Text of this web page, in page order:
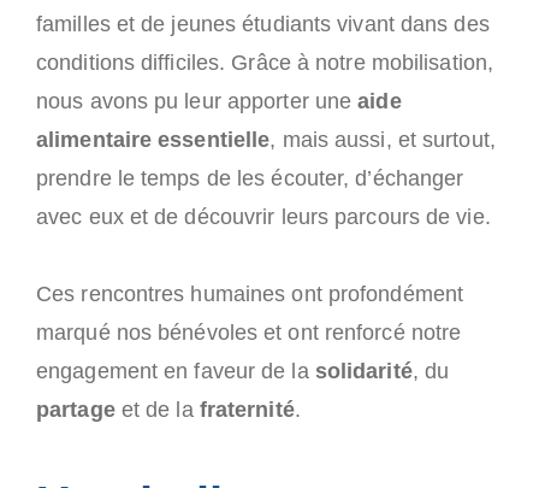
familles et de jeunes étudiants vivant dans des
conditions difficiles. Grâce à notre mobilisation,
nous avons pu leur apporter uneaide
alimentaire essentielle, mais aussi, et surtout,
prendre le temps de les écouter, d’échanger
avec eux et de découvrir leurs parcours de vie.
Ces rencontres humaines ont profondément
marqué nos bénévoles et ont renforcé notre
engagement en faveur de la solidarité, du
partageet de la fraternité.